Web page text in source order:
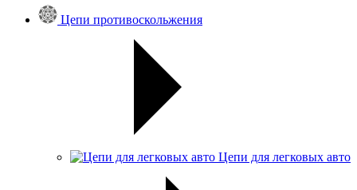
Цепи противоскольжения
Цепи для легковых авто